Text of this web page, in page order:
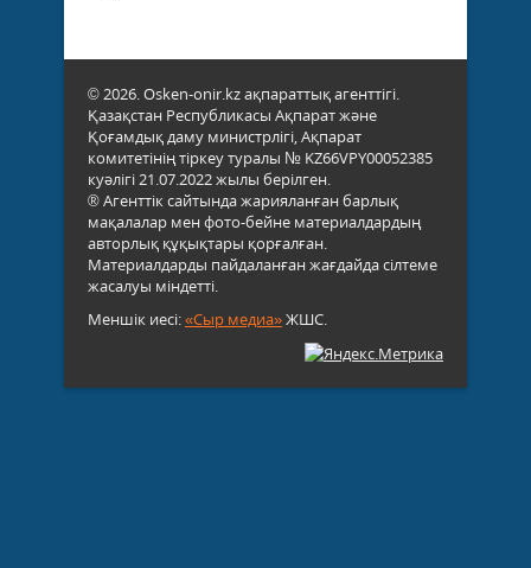
© 2026. Osken-onir.kz ақпараттық агенттігі.
Қазақстан Республикасы Ақпарат және
Қоғамдық даму министрлігі, Ақпарат
комитетінің тіркеу туралы № KZ66VPY00052385
куәлігі 21.07.2022 жылы берілген.
® Агенттік сайтында жарияланған барлық
мақалалар мен фото-бейне материалдардың
авторлық құқықтары қорғалған.
Материалдарды пайдаланған жағдайда сілтеме
жасалуы міндетті.
Меншік иесі:«Сыр медиа»ЖШС.